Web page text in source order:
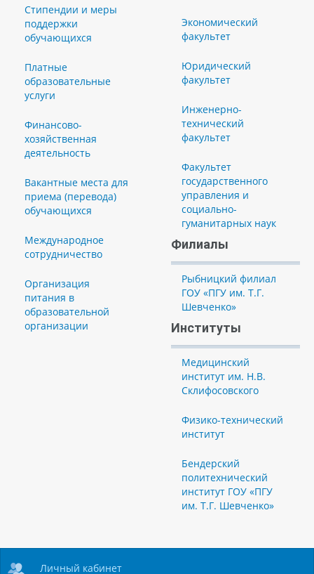
Стипендии и меры
поддержки
обучающихся
Платные
образовательные
услуги
Финансово-
хозяйственная
деятельность
Вакантные места для
приема (перевода)
обучающихся
Международное
сотрудничество
Организация
питания в
образовательной
организации
Экономический
факультет
Юридический
факультет
Инженерно-
технический
факультет
Факультет
государственного
управления и
социально-
гуманитарных наук
Филиалы
Рыбницкий филиал
ГОУ «ПГУ им. Т.Г.
Шевченко»
Институты
Медицинский
институт им. Н.В.
Склифосовского
Физико-технический
институт
Бендерский
политехнический
институт ГОУ «ПГУ
им. Т.Г. Шевченко»
Личный кабинет